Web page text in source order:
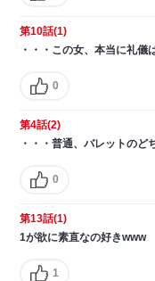
第10話(1)
・・・この女、本当に礼儀
0
第4話(2)
・・・普通、バレットのど
0
第13話(1)
1が欲に素直なの好きwww
1